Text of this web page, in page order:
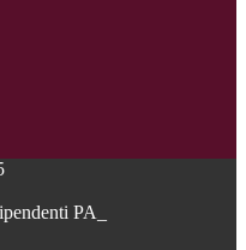
PA_